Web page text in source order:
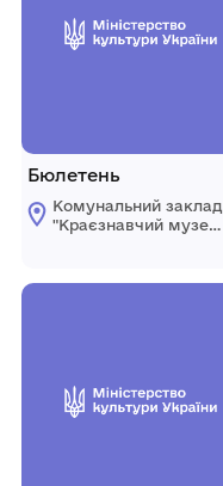
Бюлетень
Комунальний заклад
"Краєзнавчий музей